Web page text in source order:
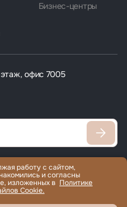
офис 7005
данных
материалы
Бизнес-центры
работу с сайтом,
и согласны
изложенных в Политике
Cookie.